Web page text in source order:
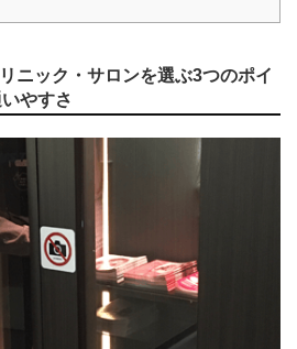
ニック・サロンを選ぶ3つのポイ
やすさ